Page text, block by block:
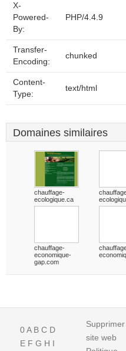
X-
Powered-
By:
PHP/4.4.9
Transfer-
Encoding:
chunked
Content-
Type:
text/html
Domaines similaires
chauffage-
ecologique.ca
chauffage-
economique-
gap.com
0A B C D
E F G H I
Supprimer
site web